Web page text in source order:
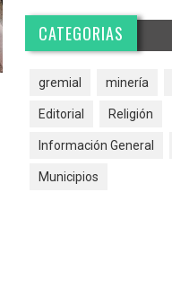
CATEGORIAS
gremial minería
Editorial Religión
Información General
Municipios